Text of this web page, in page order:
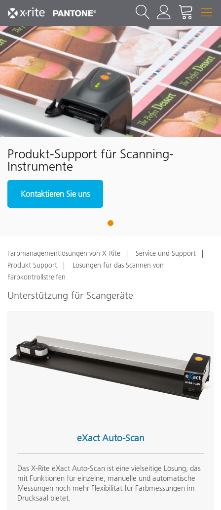
Produkt-Support für Scanning-
Instrumente
Kontaktieren Sie uns
1
Farbmanagementlösungen von X-Rite
Service und Support
Produkt Support
Lösungen für das Scannen von
Farbkontrollstreifen
Unterstützung für Scangeräte
eXact Auto-Scan
Das X-Rite eXact Auto-Scan ist eine vielseitige Lösung, das
mit Funktionen für einzelne, manuelle und automatische
Messungen noch mehr Flexibilität für Farbmessungen im
Drucksaal bietet.